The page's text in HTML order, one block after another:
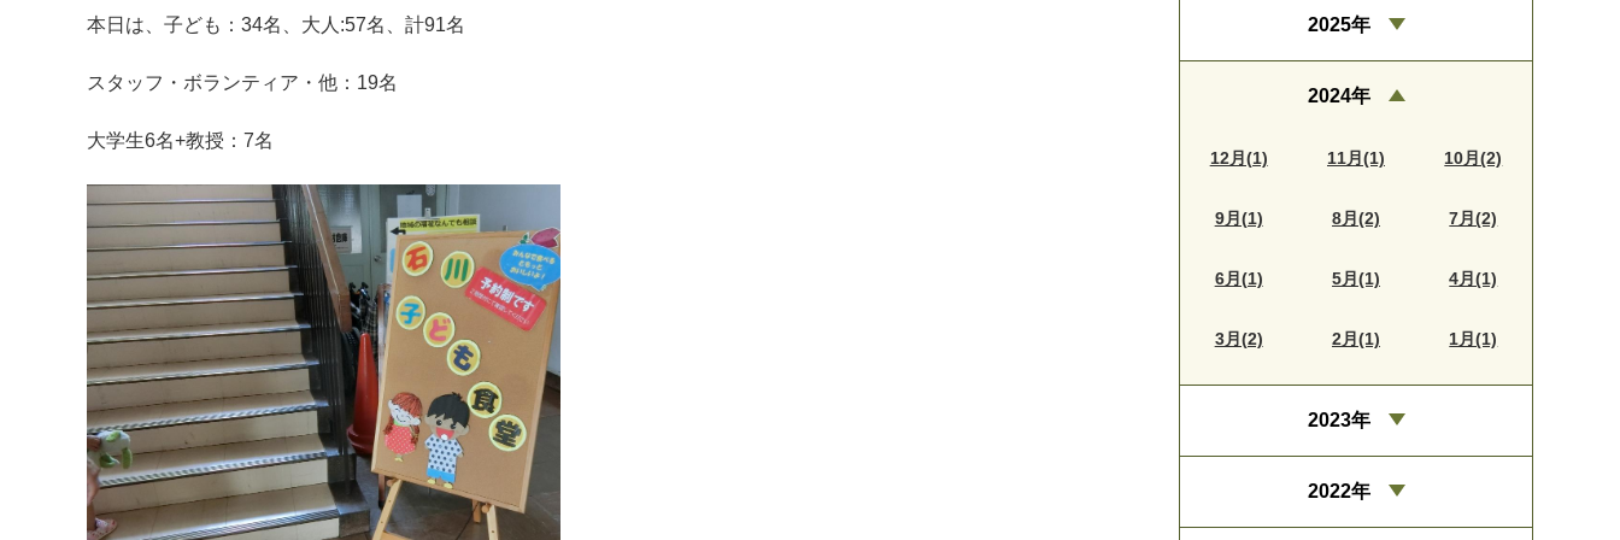
本日は、子ども：34名、大人:57名、計91名
スタッフ・ボランティア・他：19名
大学生6名+教授：7名
2025年
2024年
12月(1) 11月(1) 10月(2)
9月(1) 8月(2) 7月(2)
6月(1) 5月(1) 4月(1)
3月(2) 2月(1) 1月(1)
2023年
2022年